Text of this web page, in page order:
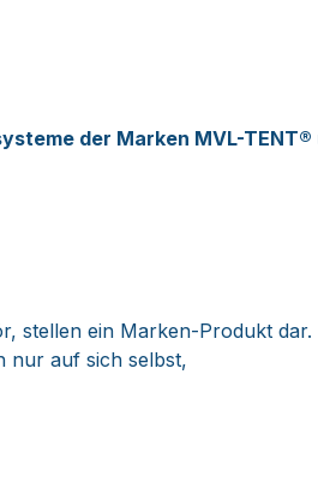
der Marken MVL-
stellen ein Marken-Produkt dar.
nur auf sich selbst,